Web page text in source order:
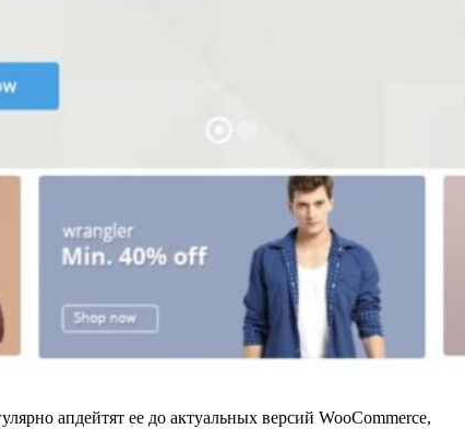
апдейтят ее до актуальных версий WooCommerce,